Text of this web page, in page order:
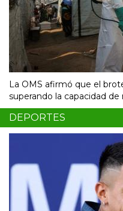
La OMS afirmó que el
superando la capacidad
DEPORTES